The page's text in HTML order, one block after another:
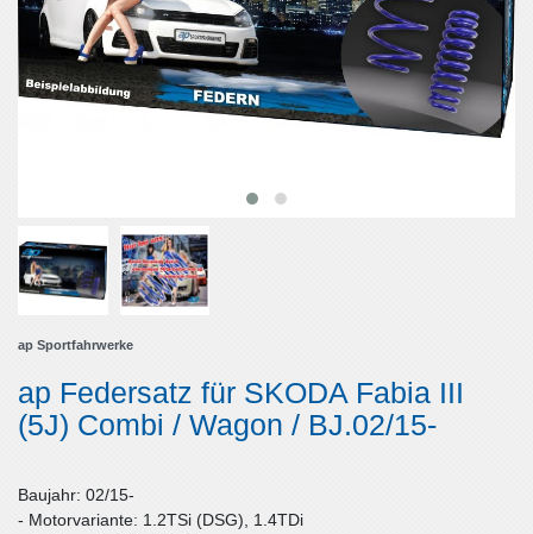
ap Sportfahrwerke
ap Federsatz für SKODA Fabia III
(5J) Combi / Wagon / BJ.02/15-
Baujahr: 02/15-
- Motorvariante: 1.2TSi (DSG), 1.4TDi